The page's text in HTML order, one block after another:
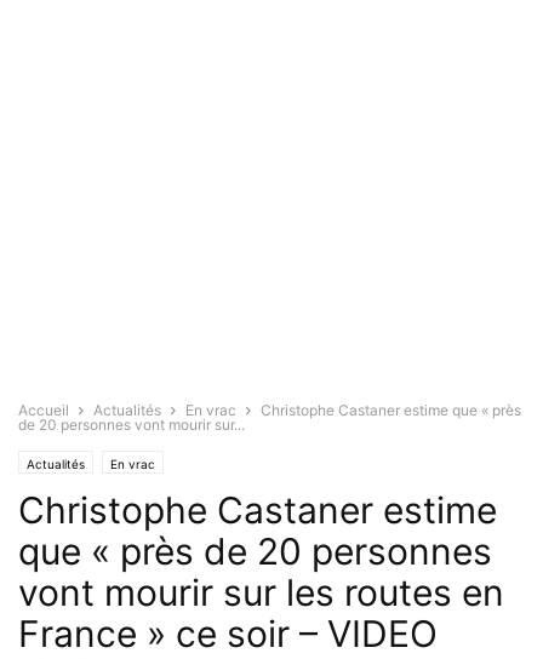
Accueil Actualités En vrac
Christophe Castaner estime que « près
de 20 personnes vont mourir sur...
Actualités En vrac
Christophe Castaner estime
que « près de 20 personnes
vont mourir sur les routes en
France » ce soir – VIDEO